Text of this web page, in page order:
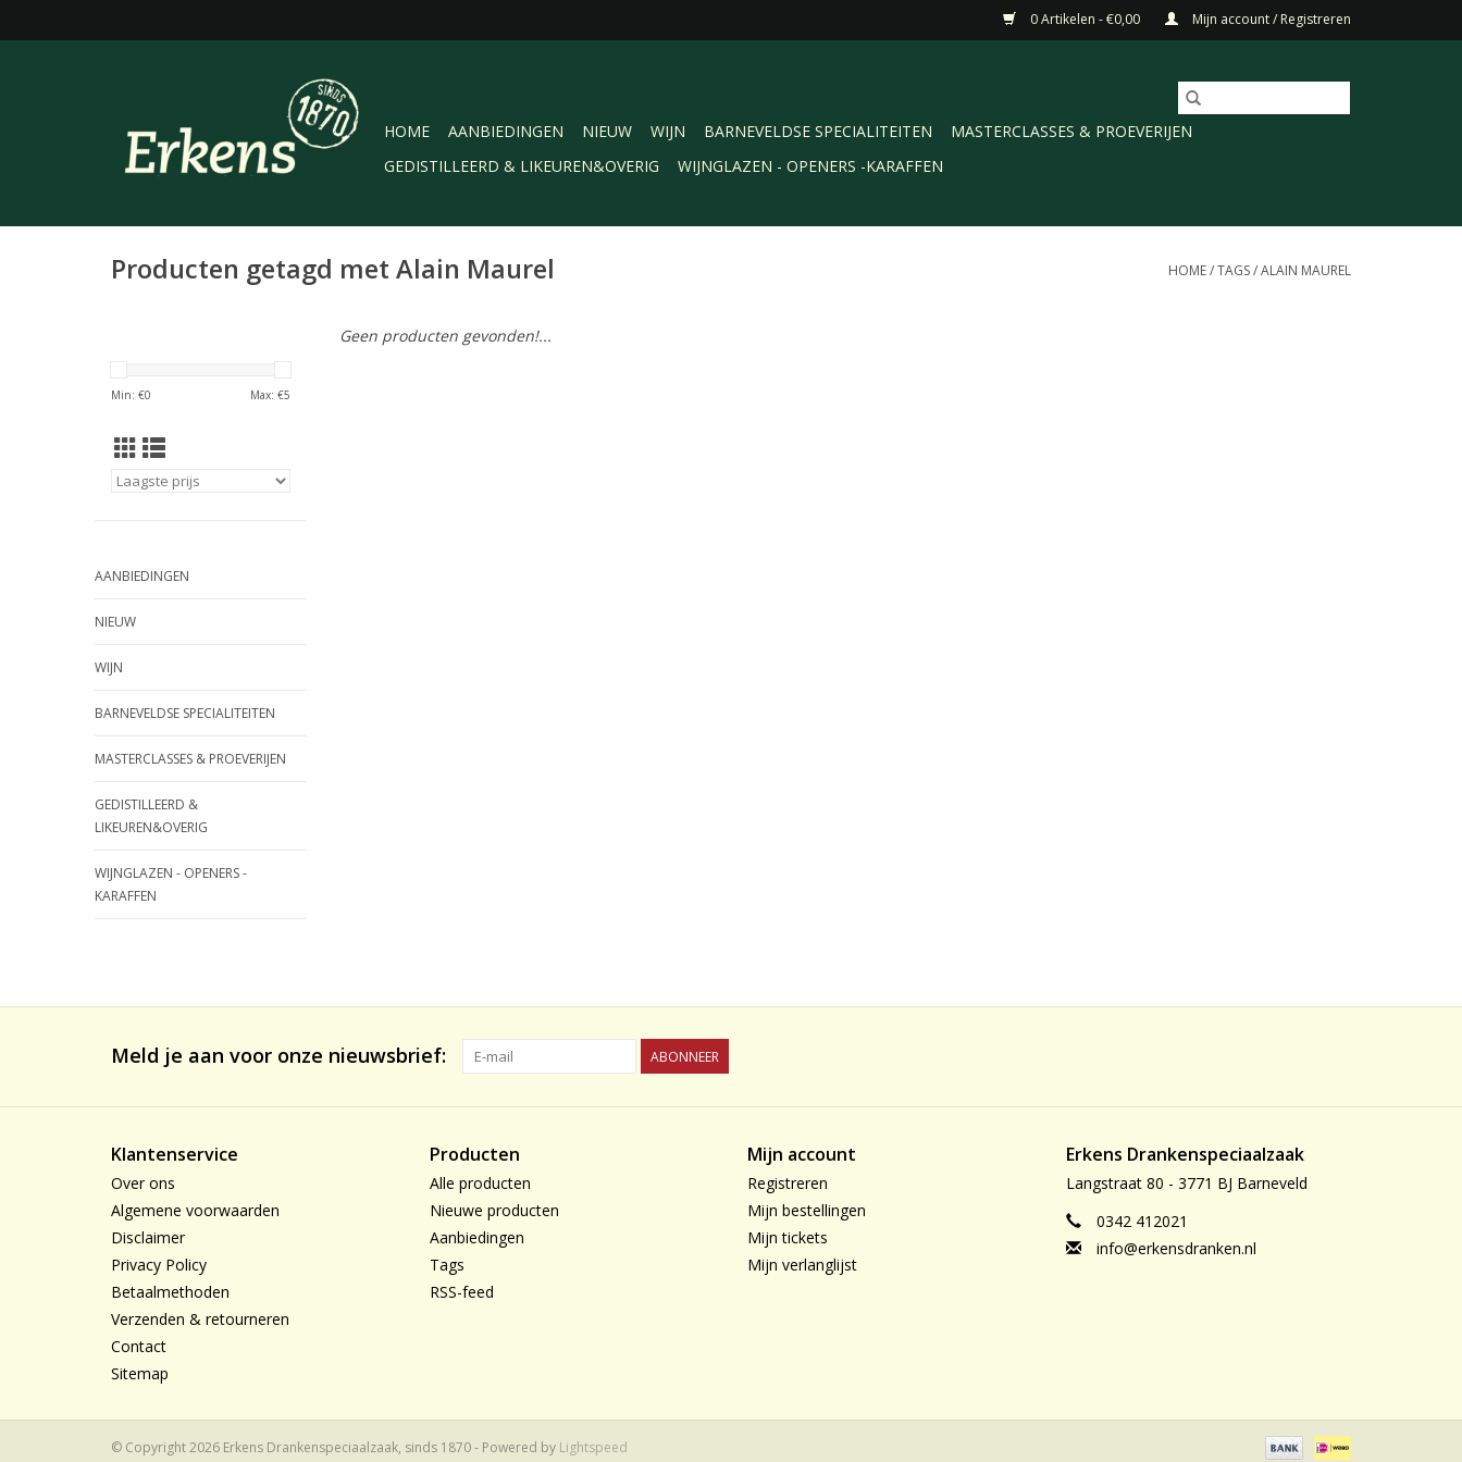
0 Artikelen - €0,00 Mijn account / Registreren
HOME AANBIEDINGEN NIEUW WIJN BARNEVELDSE SPECIALITEITEN
MASTERCLASSES & PROEVERIJEN
GEDISTILLEERD & LIKEUREN&OVERIG
WIJNGLAZEN - OPENERS -KARAFFEN
Producten getagd met Alain Maurel HOME/TAGS/ALAIN MAUREL
Min: €0 Max: €5
AANBIEDINGEN
NIEUW
WIJN
BARNEVELDSE SPECIALITEITEN
MASTERCLASSES & PROEVERIJEN
GEDISTILLEERD &
LIKEUREN&OVERIG
WIJNGLAZEN - OPENERS -
KARAFFEN
Geen producten gevonden!...
Meld je aan voor onze nieuwsbrief: ABONNEER
Klantenservice
Over ons
Algemene voorwaarden
Disclaimer
Privacy Policy
Betaalmethoden
Verzenden & retourneren
Contact
Sitemap
Producten
Alle producten
Nieuwe producten
Aanbiedingen
Tags
RSS-feed
Mijn account
Registreren
Mijn bestellingen
Mijn tickets
Mijn verlanglijst
Erkens Drankenspeciaalzaak
Langstraat 80 - 3771 BJ Barneveld
0342 412021
info@erkensdranken.nl
© Copyright 2026 Erkens Drankenspeciaalzaak, sinds 1870 - Powered by Lightspeed